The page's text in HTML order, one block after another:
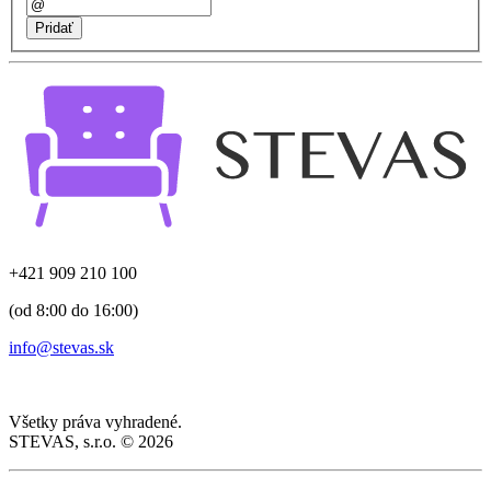
+421 909 210 100
(od 8:00 do 16:00)
info@stevas.sk
Všetky práva vyhradené.
STEVAS, s.r.o. © 2026